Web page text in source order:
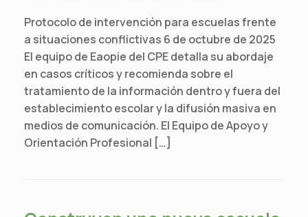
Protocolo de intervención para escuelas frente
a situaciones conflictivas 6 de octubre de 2025
El equipo de Eaopie del CPE detalla su abordaje
en casos críticos y recomienda sobre el
tratamiento de la información dentro y fuera del
establecimiento escolar y la difusión masiva en
medios de comunicación. El Equipo de Apoyo y
Orientación Profesional […]